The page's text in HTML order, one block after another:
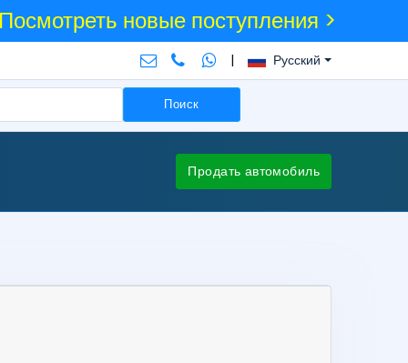
новые поступления >
| Русский
Поиск
Продать автомобиль